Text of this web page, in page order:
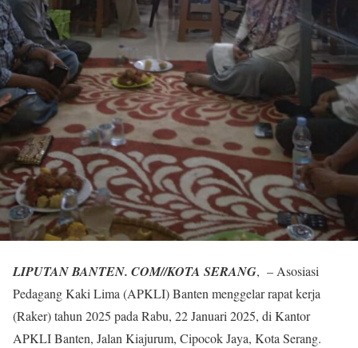
LIPUTAN BANTEN. COM//KOTA SERANG, – Asosiasi
Pedagang Kaki Lima (APKLI) Banten menggelar rapat kerja
(Raker) tahun 2025 pada Rabu, 22 Januari 2025, di Kantor
APKLI Banten, Jalan Kiajurum, Cipocok Jaya, Kota Serang.